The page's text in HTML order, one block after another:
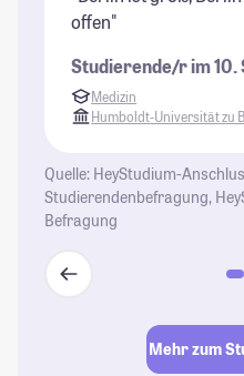
offen"
Studierende/r im 10.
Medizin
Humboldt-Universität zu
Quelle: HeyStudium-
Studierendenbefragung,
Befragung
Mehr zum